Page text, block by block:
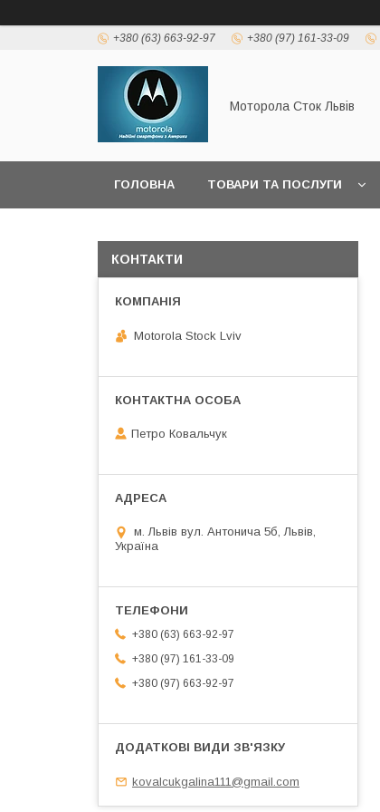
+380 (63) 663-92-97 +380 (97) 161-33-09
Моторола Сток Львів
ГОЛОВНА ТОВАРИ ТА ПОСЛУГИ
КОНТАКТИ
Motorola Stock Lviv
Петро Ковальчук
м. Львів вул. Антонича 5б, Львів,
Україна
+380 (63) 663-92-97
+380 (97) 161-33-09
+380 (97) 663-92-97
kovalcukgalina111@gmail.com